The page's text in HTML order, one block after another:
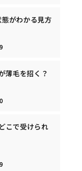
がわかる見方
薄毛を招く？
こで受けられ